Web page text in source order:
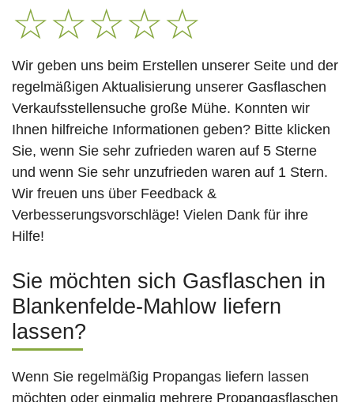
☆☆☆☆☆
Wir geben uns beim Erstellen unserer Seite und der
regelmäßigen Aktualisierung unserer Gasflaschen
Verkaufsstellensuche große Mühe. Konnten wir
Ihnen hilfreiche Informationen geben? Bitte klicken
Sie, wenn Sie sehr zufrieden waren auf 5 Sterne
und wenn Sie sehr unzufrieden waren auf 1 Stern.
Wir freuen uns über Feedback &
Verbesserungsvorschläge! Vielen Dank für ihre
Hilfe!
Sie möchten sich Gasflaschen in
Blankenfelde-Mahlow liefern
lassen?
Wenn Sie regelmäßig Propangas liefern lassen
möchten oder einmalig mehrere Propangasflaschen